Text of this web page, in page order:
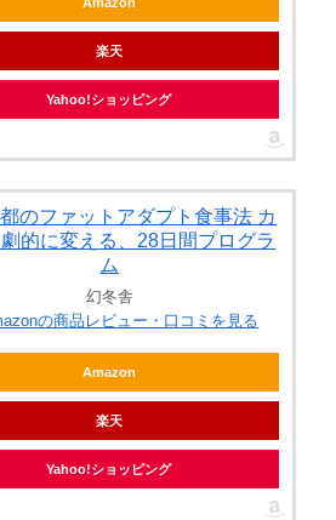
楽天
Yahoo!ショッピング
のファットアダプト食事法 カ
的に変える、28日間プログラ
ム
幻冬舎
の商品レビュー・口コミを見る
Amazon
楽天
Yahoo!ショッピング